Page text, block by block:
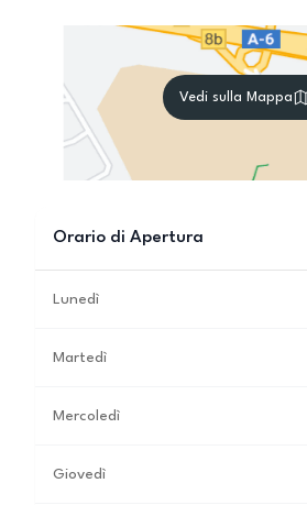
Vedi sulla Mappa
Orario di Apertura
Lunedì
Martedì
Mercoledì
Giovedì